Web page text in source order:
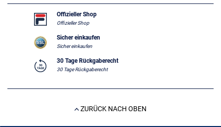
Offizieller Shop
Offizieller Shop
Sicher einkaufen
Sicher einkaufen
30 Tage Rückgaberecht
30 Tage Rückgaberecht
ZURÜCK NACH OBEN